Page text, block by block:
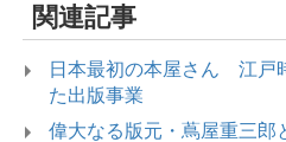
関連記事
日本最初の本屋さん 江戸
た出版事業
偉大なる版元・蔦屋重三郎